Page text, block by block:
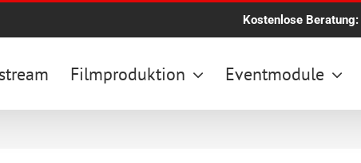
Kostenlose Beratung:
Filmproduktion Eventmodule